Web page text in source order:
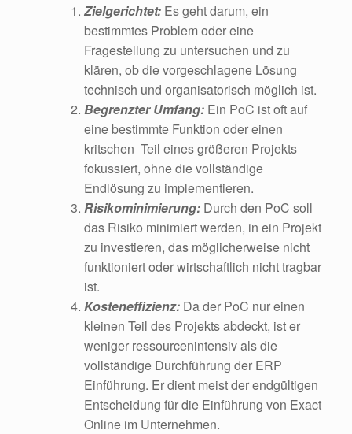
Zielgerichtet: Es geht darum, ein
bestimmtes Problem oder eine
Fragestellung zu untersuchen und zu
klären, ob die vorgeschlagene Lösung
technisch und organisatorisch möglich ist.
Begrenzter Umfang: Ein PoC ist oft auf
eine bestimmte Funktion oder einen
kritschen Teil eines größeren Projekts
fokussiert, ohne die vollständige
Endlösung zu implementieren.
Risikominimierung: Durch den PoC soll
das Risiko minimiert werden, in ein Projekt
zu investieren, das möglicherweise nicht
funktioniert oder wirtschaftlich nicht tragbar
ist.
Kosteneffizienz: Da der PoC nur einen
kleinen Teil des Projekts abdeckt, ist er
weniger ressourcenintensiv als die
vollständige Durchführung der ERP
Einführung. Er dient meist der endgültigen
Entscheidung für die Einführung von Exact
Online im Unternehmen.